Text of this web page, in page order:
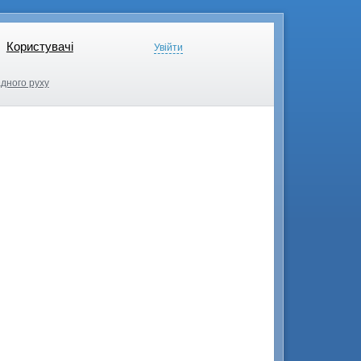
руху
руху
Користувачі
Користувачі Увійти
Увійти